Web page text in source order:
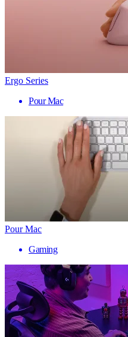
Ergo Series
Pour Mac
Pour Mac
Gaming